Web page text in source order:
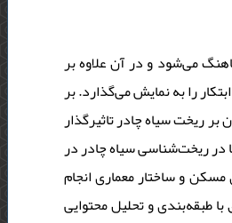
می‌شود و در آن علاوه بر
را به نمایش می‌گذارد. بر
ریخت سیاه چادر تاثیرگذار
در ریخت‌شناسی سیاه چادر در
و ساختار معماری انجام
طبقه‌بندی و تحلیل محتوایی